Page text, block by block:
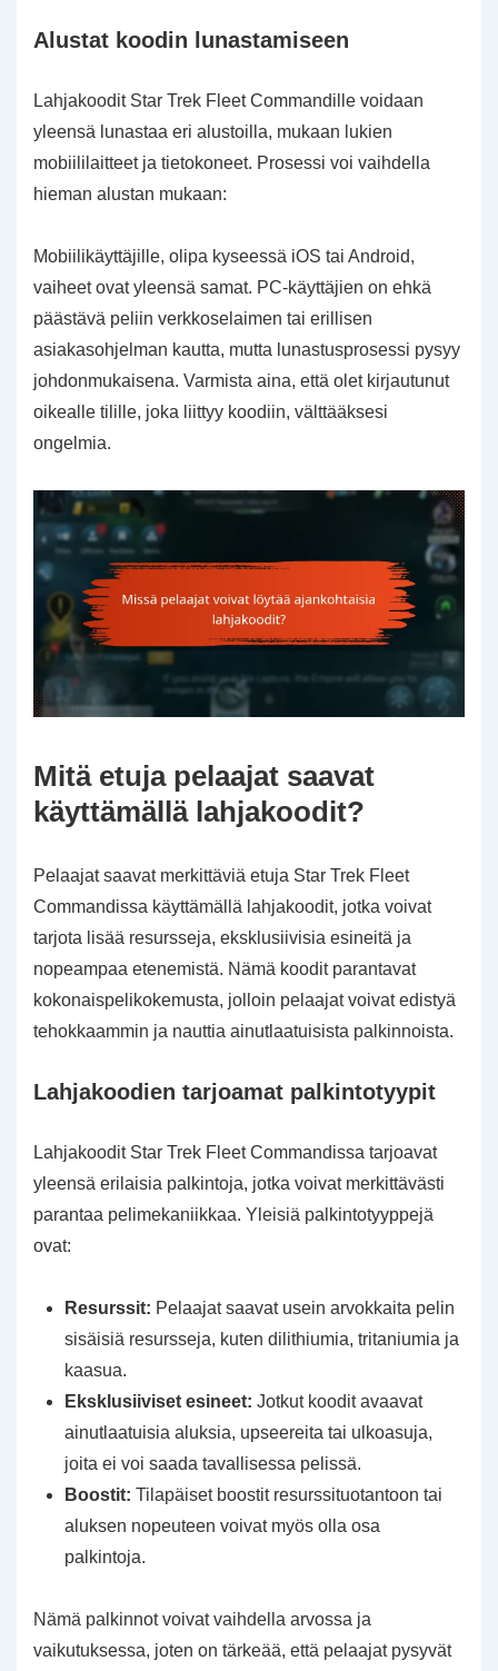
Alustat koodin lunastamiseen
Lahjakoodit Star Trek Fleet Commandille voidaan
yleensä lunastaa eri alustoilla, mukaan lukien
mobiililaitteet ja tietokoneet. Prosessi voi vaihdella
hieman alustan mukaan:
Mobiilikäyttäjille, olipa kyseessä iOS tai Android,
vaiheet ovat yleensä samat. PC-käyttäjien on ehkä
päästävä peliin verkkoselaimen tai erillisen
asiakasohjelman kautta, mutta lunastusprosessi pysyy
johdonmukaisena. Varmista aina, että olet kirjautunut
oikealle tilille, joka liittyy koodiin, välttääksesi
ongelmia.
Mitä etuja pelaajat saavat
käyttämällä lahjakoodit?
Pelaajat saavat merkittäviä etuja Star Trek Fleet
Commandissa käyttämällä lahjakoodit, jotka voivat
tarjota lisää resursseja, eksklusiivisia esineitä ja
nopeampaa etenemistä. Nämä koodit parantavat
kokonaispelikokemusta, jolloin pelaajat voivat edistyä
tehokkaammin ja nauttia ainutlaatuisista palkinnoista.
Lahjakoodien tarjoamat palkintotyypit
Lahjakoodit Star Trek Fleet Commandissa tarjoavat
yleensä erilaisia palkintoja, jotka voivat merkittävästi
parantaa pelimekaniikkaa. Yleisiä palkintotyyppejä
ovat:
Resurssit: Pelaajat saavat usein arvokkaita pelin
sisäisiä resursseja, kuten dilithiumia, tritaniumia ja
kaasua.
Eksklusiiviset esineet: Jotkut koodit avaavat
ainutlaatuisia aluksia, upseereita tai ulkoasuja,
joita ei voi saada tavallisessa pelissä.
Boostit: Tilapäiset boostit resurssituotantoon tai
aluksen nopeuteen voivat myös olla osa
palkintoja.
Nämä palkinnot voivat vaihdella arvossa ja
vaikutuksessa, joten on tärkeää, että pelaajat pysyvät